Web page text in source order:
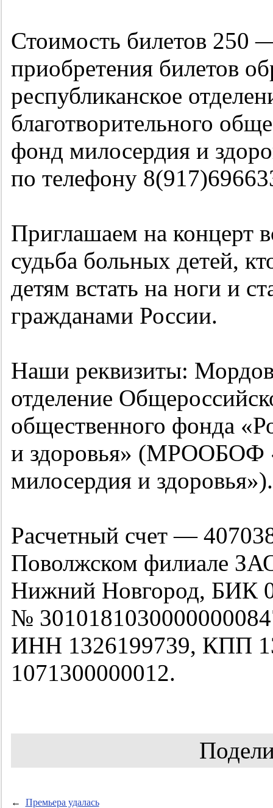
Стоимость билетов 250
приобретения билетов
республиканское
благотворительного
фонд милосердия и
по телефону
Приглашаем на концерт
судьба больных детей,
детям встать на ноги и
гражданами России.
Наши реквизиты:
отделение
общественного фонда
и здоровья» (МРООБОФ
милосердия и здоровья»).
Расчетный счет —
Поволжском филиале
Нижний Новгород, БИК
№
ИНН 1326199739, КПП
1071300000012.
← Премьера удалась